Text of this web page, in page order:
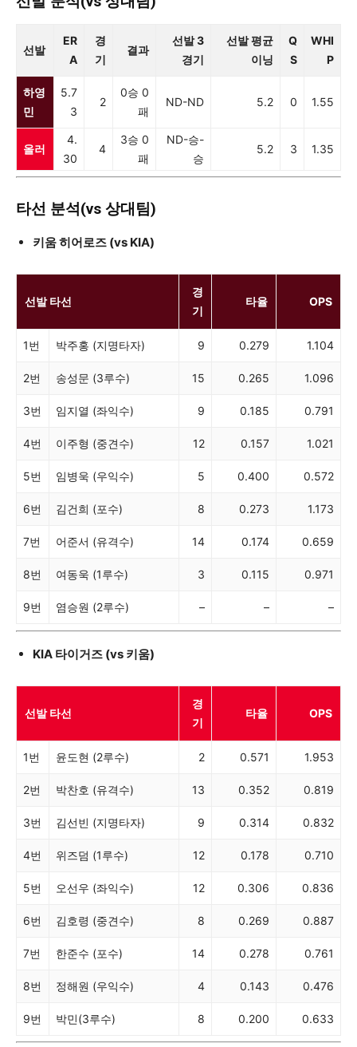
선발
ER
A
경
기
결과
선발 3
경기
선발 평균
이닝
Q
S
WHI
P
하영
민
5.7
3
2
0승 0
패
ND-ND 5.2 0 1.55
올러
4.
30
4
3승 0
패
ND-승-
승
5.2 3 1.35
타선 분석(vs 상대팀)
키움 히어로즈 (vs KIA)
선발 타선
경
기
타율 OPS
1번 박주홍 (지명타자) 9 0.279 1.104
2번 송성문 (3루수) 15 0.265 1.096
3번 임지열 (좌익수) 9 0.185 0.791
4번 이주형 (중견수) 12 0.157 1.021
5번 임병욱 (우익수) 5 0.400 0.572
6번 김건희 (포수) 8 0.273 1.173
7번 어준서 (유격수) 14 0.174 0.659
8번 여동욱 (1루수) 3 0.115 0.971
9번 염승원 (2루수) – – –
KIA 타이거즈 (vs 키움)
선발 타선
경
기
타율 OPS
1번 윤도현 (2루수) 2 0.571 1.953
2번 박찬호 (유격수) 13 0.352 0.819
3번 김선빈 (지명타자) 9 0.314 0.832
4번 위즈덤 (1루수) 12 0.178 0.710
5번 오선우 (좌익수) 12 0.306 0.836
6번 김호령 (중견수) 8 0.269 0.887
7번 한준수 (포수) 14 0.278 0.761
8번 정해원 (우익수) 4 0.143 0.476
9번 박민(3루수) 8 0.200 0.633